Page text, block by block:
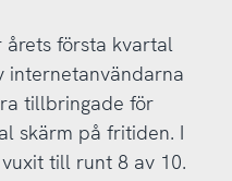
första kvartal
internetanvändarna
tillbringade för
skärm på fritiden. I
till runt 8 av 10.